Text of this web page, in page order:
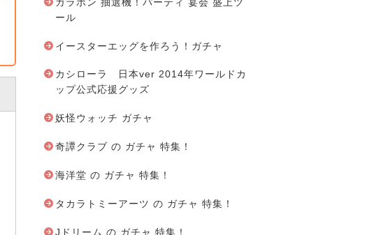
ール
イースターエッグを作ろう！ガチャ
カシローラ 日本ver 2014年ワールドカ
ップ公式応援グッズ
妖怪ウォッチ ガチャ
奇譚クラブ の ガチャ 特集！
海洋堂 の ガチャ 特集！
タカラトミーアーツ の ガチャ 特集！
Jドリーム の ガチャ 特集！